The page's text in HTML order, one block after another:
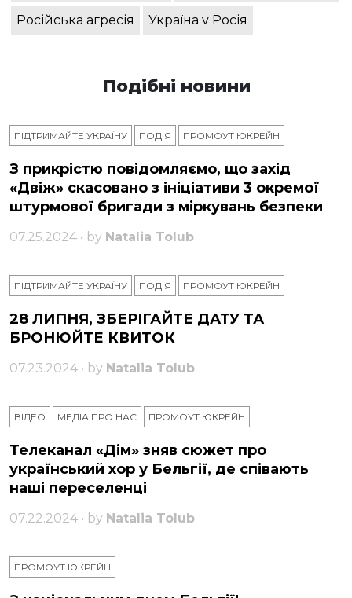
Російська агресія Україна v Росія
Подібні новини
ПІДТРИМАЙТЕ УКРАЇНУ ПОДІЯ ПРОМОУТ ЮКРЕЙН
З прикрістю повідомляємо, що захід
«Двіж» скасовано з ініціативи 3 окремої
штурмової бригади з міркувань безпеки
07.25.2024 • by Natalia Tolub
ПІДТРИМАЙТЕ УКРАЇНУ ПОДІЯ ПРОМОУТ ЮКРЕЙН
28 ЛИПНЯ, ЗБЕРІГАЙТЕ ДАТУ ТА
БРОНЮЙТЕ КВИТОК
07.23.2024 • by Natalia Tolub
ВІДЕО МЕДІА ПРО НАС ПРОМОУТ ЮКРЕЙН
Телеканал «Дім» зняв сюжет про
український хор у Бельгії, де співають
наші переселенці
07.22.2024 • by Natalia Tolub
ПРОМОУТ ЮКРЕЙН